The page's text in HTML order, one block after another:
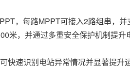
，每路MPPT可接入2路组串，
米，并通过多重安全保护机制提升
快速识别电站异常情况并显著提